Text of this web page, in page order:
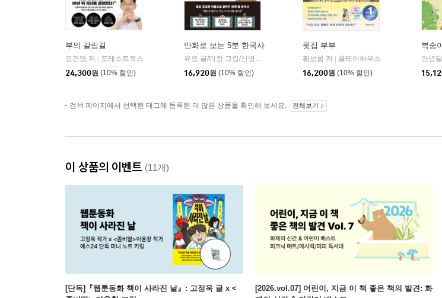
부의 갈림길
오건영 저
포레스트북스
24,300원 (10% 할인)
만화로 보는 5분 한국사
유요 글/미정 그림/신병주 감수
빅피시
16,920원 (10% 할인)
윗집 부부
황보름 저
클레이하우스
16,200원 (10% 할인)
복숭
안녕
검색 페이지에서 선택된 태그에 등록된 더 많은 상품을 확인해 보세요. 전체보기
이 상품의 이벤트 (11개)
[단독]『웹툰동화 책이 사라진 날』: 고정욱 글 x <
[2026.vol.07] 어린이, 지금 이 책 좋은 책의 발견: 화